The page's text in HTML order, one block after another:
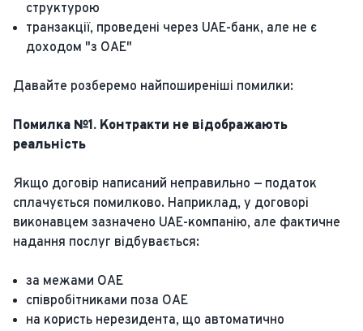
структурою
транзакції, проведені через UAE-банк, але не є
доходом "з ОАЕ"
Давайте розберемо найпоширеніші помилки:
Помилка №1. Контракти не відображають
реальність
Якщо договір написаний неправильно — податок
сплачується помилково. Наприклад, у договорі
виконавцем зазначено UAE-компанію, але фактичне
надання послуг відбувається:
за межами ОАЕ
співробітниками поза ОАЕ
на користь нерезидента, що автоматично